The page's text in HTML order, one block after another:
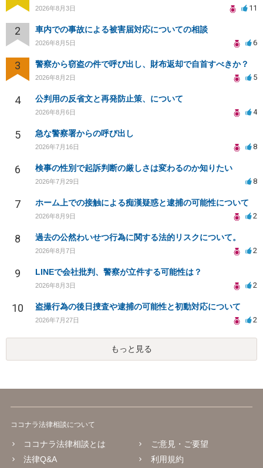
2026年8月3日 11
2 車内での事故による被害届対応についての相談
2026年8月5日 6
3 警察から窃盗の件で呼び出し、財布返却で自首すべきか？
2026年8月2日 5
4 公判用の反省文と再発防止策、について
2026年8月6日 4
5 急な警察署からの呼び出し
2026年7月16日 8
6 検事の性別で起訴判断の厳しさは変わるのか知りたい
2026年7月29日 8
7 ホーム上での接触による痴漢疑惑と逮捕の可能性について
2026年8月9日 2
8 過去の公然わいせつ行為に関する法的リスクについて。
2026年8月7日 2
9 LINEで会社批判、警察が立件する可能性は？
2026年8月3日 2
10 盗撮行為の後日捜査や逮捕の可能性と初動対応について
2026年7月27日 2
もっと見る
ココナラ法律相談について
ココナラ法律相談とは
法律Q&A
ご意見・ご要望
利用規約